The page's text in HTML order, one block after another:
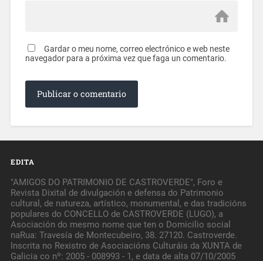
Gardar o meu nome, correo electrónico e web neste
navegador para a próxima vez que faga un comentario.
EDITA
"AMIGOS DO PATRIMONIO DE CASTROVERDE", Foro e
Revista Dixital de divulgación e defensa do Patrimonio
cultural, de natureza, artístico, monumental, e das tradicións
populares do CONCELLO de CASTROVERDE (LUGO), a
Asociación do mesmo nome que ten o Domicilio social
naRua: Travesía de Montecubeiro, 38. 27120. Castroverde.
Inscrita no Rexistro de Asociacións Culturáis da XUNTA de
Galicia co nº: 2005 - 008993 - 1, e data de alta 07/10/2005